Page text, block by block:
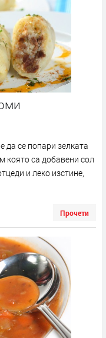
да се попари зелката
която са добавени сол
и леко изстине,
Прочети